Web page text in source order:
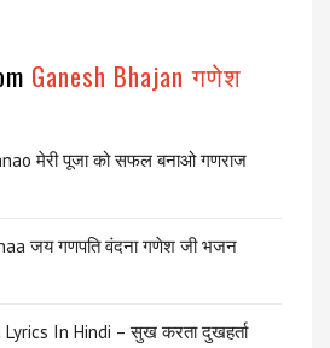
Ganesh Bhajan गणेश
मेरी पूजा को सफल बनाओ गणराज
जय गणपति वंदना गणेश जी भजन
In Hindi – सुख करता दुखहर्ता